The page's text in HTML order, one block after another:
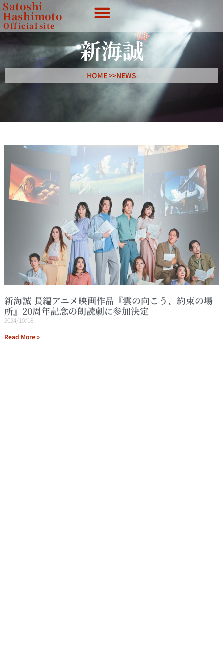
Satoshi
Hashimoto
Official site
新海誠
HOME >>NEWS
新海誠 長編アニメ映画作品『雲の向こう、約束の場
所』20周年記念の朗読劇に参加決定
2024/10/18
Read More »